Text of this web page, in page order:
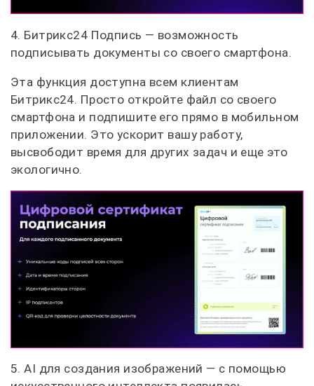
4. Битрикс24 Подпись — возможность
подписывать документы со своего смартфона.
Эта функция доступна всем клиентам
Битрикс24. Просто откройте файл со своего
смартфона и подпишите его прямо в мобильном
приложении. Это ускорит вашу работу,
высвободит время для других задач и еще это
экологично.
5. AI для создания изображений — с помощью